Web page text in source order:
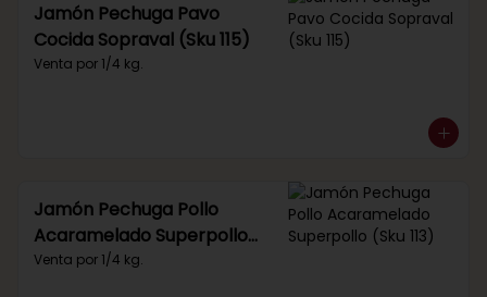
Jamón Pechuga Pavo
Cocida Sopraval (Sku 115)
Venta por 1/4 kg.
Jamón Pechuga Pollo
Acaramelado Superpollo
(Sku 113)
Venta por 1/4 kg.